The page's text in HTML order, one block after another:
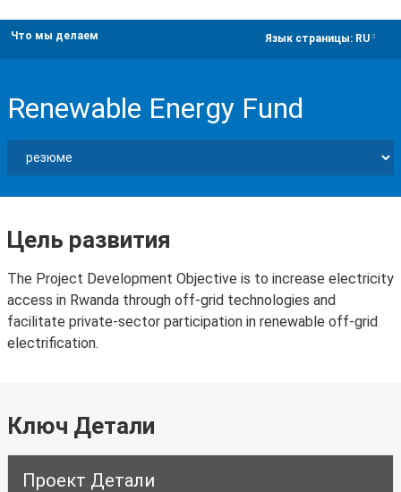
Что мы делаем Язык страницы: RU
Renewable Energy Fund
Цель развития
The Project Development Objective is to increase electricity
access in Rwanda through off-grid technologies and
facilitate private-sector participation in renewable off-grid
electrification.
Ключ Детали
Проект Детали